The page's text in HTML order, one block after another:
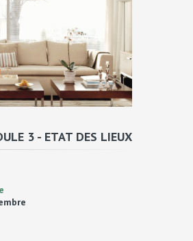
3 - ETAT DES LIEUX